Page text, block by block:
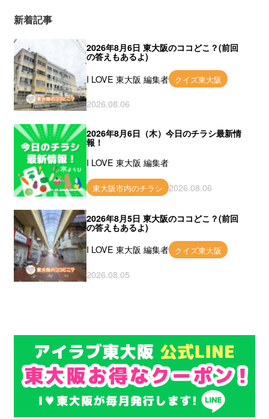
新着記事
2026年8月6日 東大阪のココどこ？(前回
の答えもあるよ)
I LOVE 東大阪 編集者 クイズ東大阪
2026.08.06
2026年8月6日（木）今日のチラシ最新情
報！
I LOVE 東大阪 編集者
東大阪市内のチラシ 2026.08.06
2026年8月5日 東大阪のココどこ？(前回
の答えもあるよ)
I LOVE 東大阪 編集者 クイズ東大阪
2026.08.05